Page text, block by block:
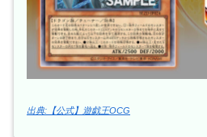
出典:【公式】遊戯王OCG